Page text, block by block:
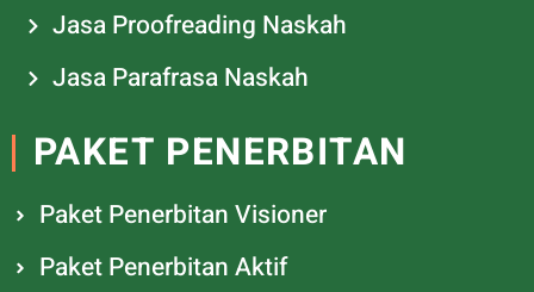
Jasa Proofreading Naskah
Jasa Parafrasa Naskah
PAKET PENERBITAN
Paket Penerbitan Visioner
Paket Penerbitan Aktif